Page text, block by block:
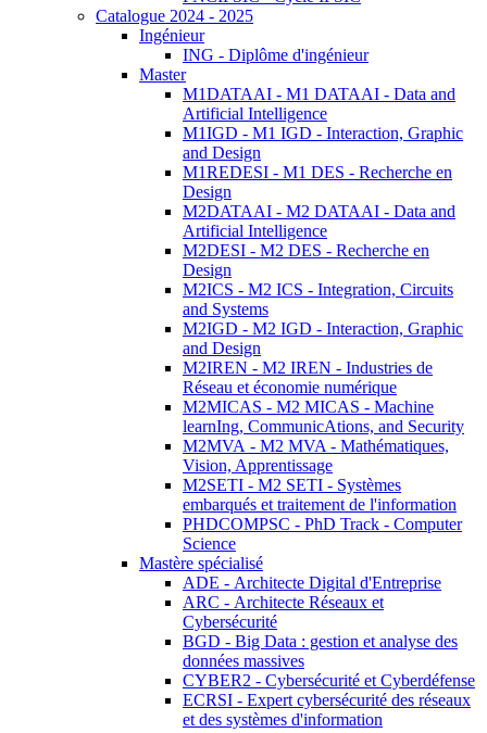
Catalogue 2024 - 2025
Ingénieur
ING - Diplôme d'ingénieur
Master
M1DATAAI - M1 DATAAI - Data and
Artificial Intelligence
M1IGD - M1 IGD - Interaction, Graphic
and Design
M1REDESI - M1 DES - Recherche en
Design
M2DATAAI - M2 DATAAI - Data and
Artificial Intelligence
M2DESI - M2 DES - Recherche en
Design
M2ICS - M2 ICS - Integration, Circuits
and Systems
M2IGD - M2 IGD - Interaction, Graphic
and Design
M2IREN - M2 IREN - Industries de
Réseau et économie numérique
M2MICAS - M2 MICAS - Machine
learnIng, CommunicAtions, and Security
M2MVA - M2 MVA - Mathématiques,
Vision, Apprentissage
M2SETI - M2 SETI - Systèmes
embarqués et traitement de l'information
PHDCOMPSC - PhD Track - Computer
Science
Mastère spécialisé
ADE - Architecte Digital d'Entreprise
ARC - Architecte Réseaux et
Cybersécurité
BGD - Big Data : gestion et analyse des
données massives
CYBER2 - Cybersécurité et Cyberdéfense
ECRSI - Expert cybersécurité des réseaux
et des systèmes d'information